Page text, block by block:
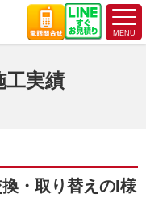
工実績
・取り替えのI様